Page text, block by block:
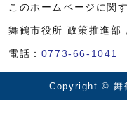
このホームページに関
舞鶴市役所 政策推進部
電話： 0773-66-1041
Copyright © 舞